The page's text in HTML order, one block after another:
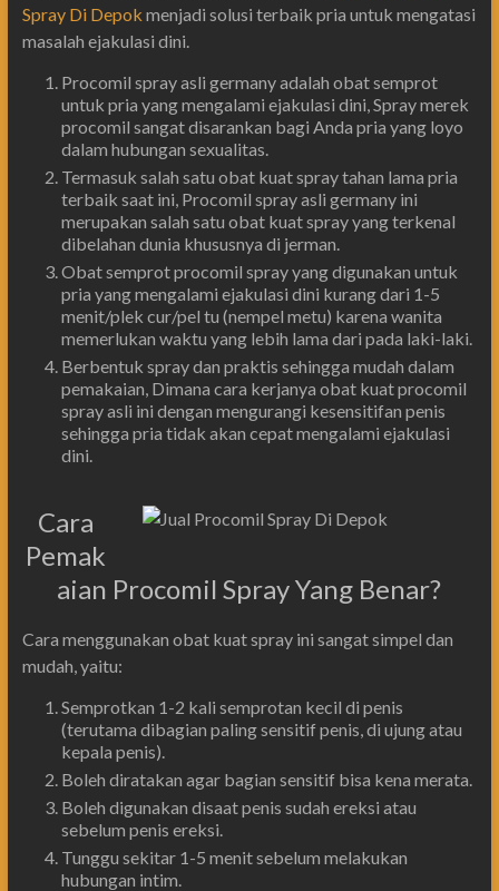
Spray Di Depok menjadi solusi terbaik pria untuk mengatasi
masalah ejakulasi dini.
Procomil spray asli germany adalah obat semprot
untuk pria yang mengalami ejakulasi dini, Spray merek
procomil sangat disarankan bagi Anda pria yang loyo
dalam hubungan sexualitas.
Termasuk salah satu obat kuat spray tahan lama pria
terbaik saat ini, Procomil spray asli germany ini
merupakan salah satu obat kuat spray yang terkenal
dibelahan dunia khususnya di jerman.
Obat semprot procomil spray yang digunakan untuk
pria yang mengalami ejakulasi dini kurang dari 1-5
menit/plek cur/pel tu (nempel metu) karena wanita
memerlukan waktu yang lebih lama dari pada laki-laki.
Berbentuk spray dan praktis sehingga mudah dalam
pemakaian, Dimana cara kerjanya obat kuat procomil
spray asli ini dengan mengurangi kesensitifan penis
sehingga pria tidak akan cepat mengalami ejakulasi
dini.
Cara
Pemak
aian Procomil Spray Yang Benar?
Cara menggunakan obat kuat spray ini sangat simpel dan
mudah, yaitu:
Semprotkan 1-2 kali semprotan kecil di penis
(terutama dibagian paling sensitif penis, di ujung atau
kepala penis).
Boleh diratakan agar bagian sensitif bisa kena merata.
Boleh digunakan disaat penis sudah ereksi atau
sebelum penis ereksi.
Tunggu sekitar 1-5 menit sebelum melakukan
hubungan intim.